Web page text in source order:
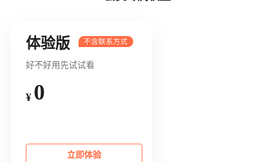
体验版
好不好用先试试看
¥ 0
立即体验